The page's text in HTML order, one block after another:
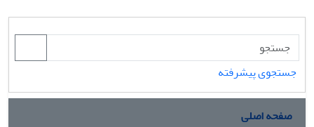
جستجوی پیشرفته
صفحه اصلی